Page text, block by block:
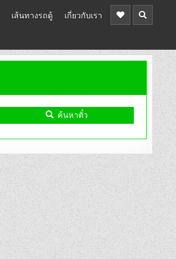
เส้นทางรถตู้ เกี่ยวกับเรา
ค้นหาตั๋ว